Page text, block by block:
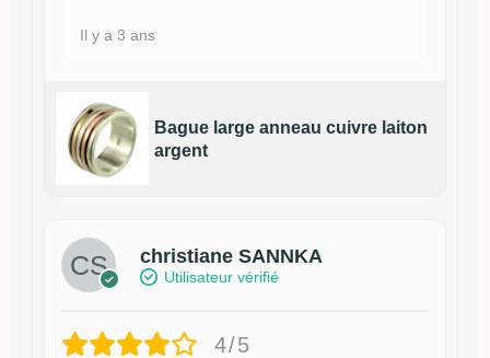
Il y a 3 ans
Bague large anneau cuivre laiton
argent
christiane SANNKA
Utilisateur vérifié
4/5